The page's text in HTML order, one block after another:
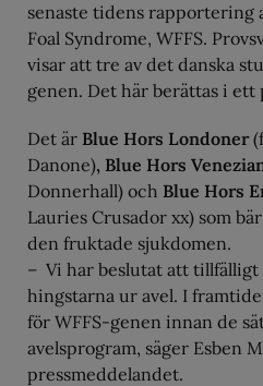
senaste tidens rapportering
Foal Syndrome, WFFS.
visar att tre av det danska
genen. Det här berättas i ett
Det är Blue Hors Londoner
Danone), Blue Hors
Donnerhall) och Blue Hors
Lauries Crusador xx) som
den fruktade sjukdomen.
– Vi har beslutat att
hingstarna ur avel. I
för WFFS-genen innan de
avelsprogram, säger Esben
pressmeddelandet.